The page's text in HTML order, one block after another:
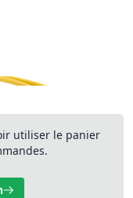
utiliser le panier